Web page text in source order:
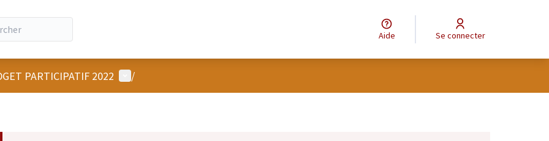
Aide Se connecter
PARTICIPATIF 2022 Menu utilisateur
/